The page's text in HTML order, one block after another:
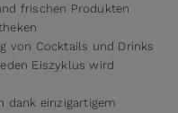
frischen Produkten
von Cocktails und Drinks
Eiszyklus wird
dank einzigartigem